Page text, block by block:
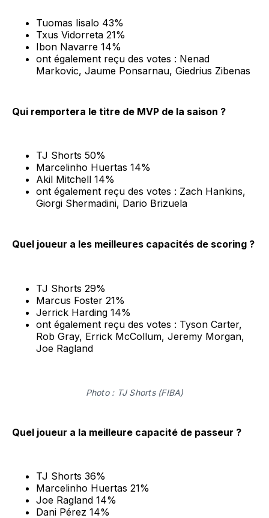
Tuomas Iisalo 43%
Txus Vidorreta 21%
Ibon Navarre 14%
ont également reçu des votes : Nenad
Markovic, Jaume Ponsarnau, Giedrius Zibenas
Qui remportera le titre de MVP de la saison ?
TJ Shorts 50%
Marcelinho Huertas 14%
Akil Mitchell 14%
ont également reçu des votes : Zach Hankins,
Giorgi Shermadini, Dario Brizuela
Quel joueur a les meilleures capacités de scoring ?
TJ Shorts 29%
Marcus Foster 21%
Jerrick Harding 14%
ont également reçu des votes : Tyson Carter,
Rob Gray, Errick McCollum, Jeremy Morgan,
Joe Ragland
Photo : TJ Shorts (FIBA)
Quel joueur a la meilleure capacité de passeur ?
TJ Shorts 36%
Marcelinho Huertas 21%
Joe Ragland 14%
Dani Pérez 14%